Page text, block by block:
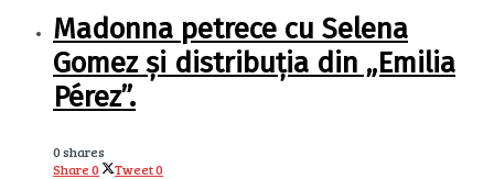
Madonna petrece cu Selena
Gomez și distribuția din „Emilia
Pérez”.
0 shares
Share0 Tweet0